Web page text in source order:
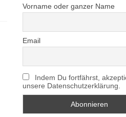
Vorname oder ganzer Name
Email
Indem Du fortfährst,
unsere Datenschutzerklärung.